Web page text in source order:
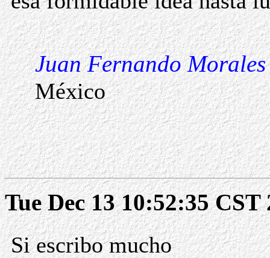
Juan Fernando Morales
México
Tue Dec 13 10:52:35 CST
Si escribo mucho